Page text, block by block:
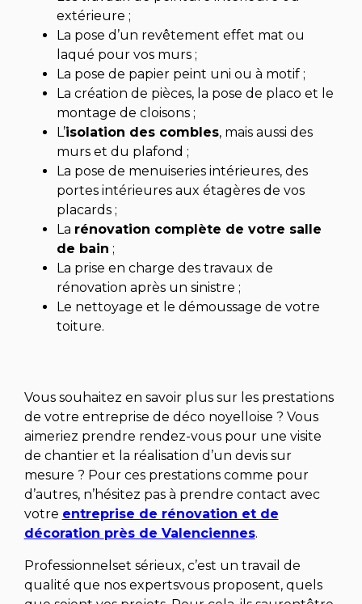
extérieure ;
La pose d’un revêtement effet mat ou
laqué pour vos murs ;
La pose de papier peint uni ou à motif ;
La création de pièces, la pose de placo et le
montage de cloisons ;
L’isolation des combles, mais aussi des
murs et du plafond ;
La pose de menuiseries intérieures, des
portes intérieures aux étagères de vos
placards ;
La rénovation complète de votre salle
de bain ;
La prise en charge des travaux de
rénovation après un sinistre ;
Le nettoyage et le démoussage de votre
toiture.
Vous souhaitez en savoir plus sur les prestations
de votre entreprise de déco noyelloise ? Vous
aimeriez prendre rendez-vous pour une visite
de chantier et la réalisation d’un devis sur
mesure ? Pour ces prestations comme pour
d’autres, n’hésitez pas à prendre contact avec
votre entreprise de rénovation et de
décoration près de Valenciennes.
Professionnelset sérieux, c’est un travail de
qualité que nos expertsvous proposent, quels